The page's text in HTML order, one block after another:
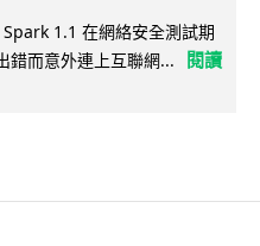
1.1 在網絡安全測試期
而意外連上互聯網...
閱讀